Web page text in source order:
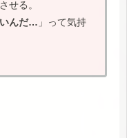
せる。
んだ… 」って気持